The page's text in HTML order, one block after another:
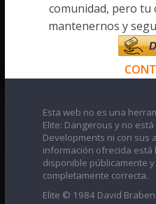
comunidad, pero tu
mantenernos y
Esta web no es una
Elite: Dangerous y no
Developments ni con sus
información ofrecida
disponible públicamente
completamente correcta.
Elite © 1984 David